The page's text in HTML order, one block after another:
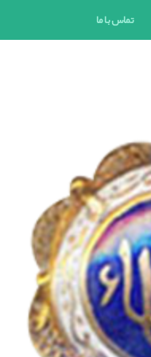
تماس با ما